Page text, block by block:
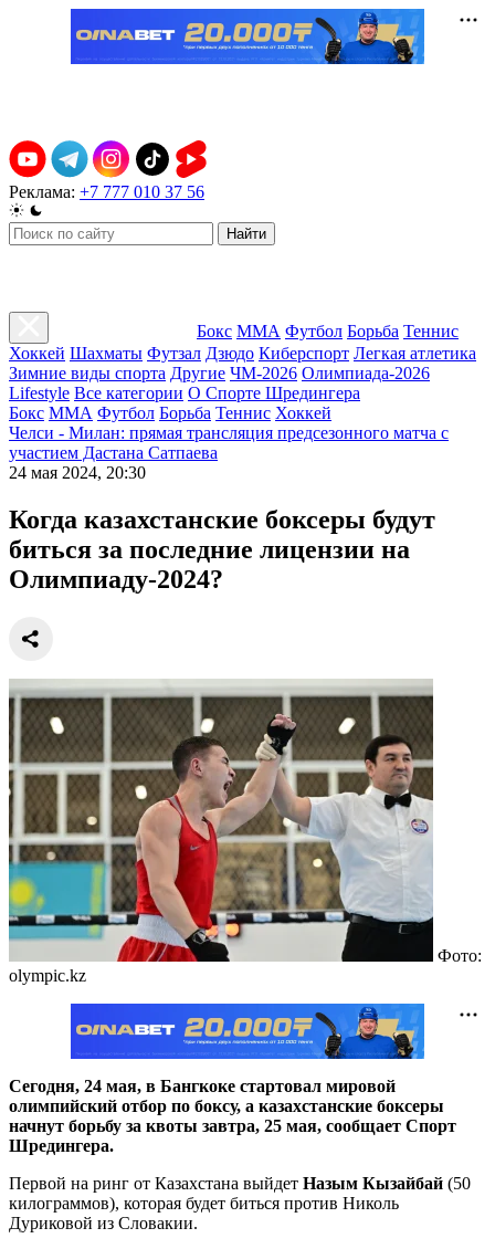
Реклама: +7 777 010 37 56
Найти
Бокс ММА Футбол Борьба Теннис
Хоккей Шахматы Футзал Дзюдо Киберспорт Легкая атлетика
Зимние виды спорта Другие ЧМ-2026 Олимпиада-2026
Lifestyle Все категории О Спорте Шредингера
Бокс ММА Футбол Борьба Теннис Хоккей
Челси - Милан: прямая трансляция предсезонного матча с
участием Дастана Сатпаева
24 мая 2024, 20:30
Когда казахстанские боксеры будут
биться за последние лицензии на
Олимпиаду-2024?
Фото:
olympic.kz
Сегодня, 24 мая, в Бангкоке стартовал мировой
олимпийский отбор по боксу, а казахстанские боксеры
начнут борьбу за квоты завтра, 25 мая, сообщает Спорт
Шредингера.
Первой на ринг от Казахстана выйдет Назым Кызайбай (50
килограммов), которая будет биться против Николь
Дуриковой из Словакии.